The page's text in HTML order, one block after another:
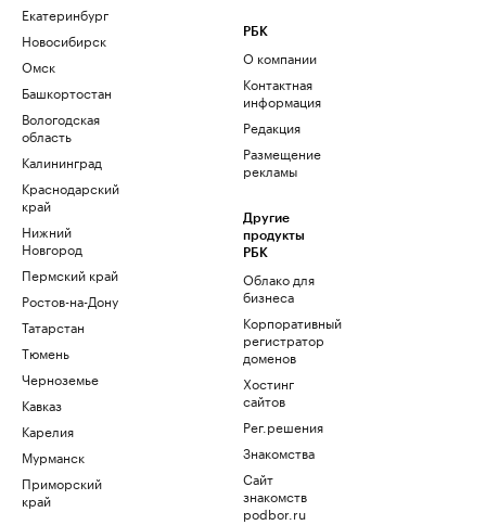
Екатеринбург
Новосибирск
Омск
Башкортостан
Вологодская
область
Калининград
Краснодарский
край
Нижний
Новгород
Пермский край
Ростов-на-Дону
Татарстан
Тюмень
Черноземье
Кавказ
Карелия
Мурманск
Приморский
край
РБК
О компании
Контактная
информация
Редакция
Размещение
рекламы
Другие
продукты
РБК
Облако для
бизнеса
Корпоративный
регистратор
доменов
Хостинг
сайтов
Рег.решения
Знакомства
Сайт
знакомств
podbor.ru